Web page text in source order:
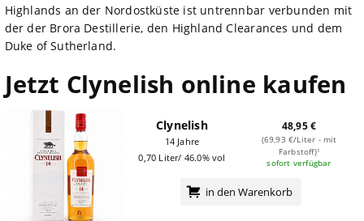
Highlands an der Nordostküste ist untrennbar verbunden mit
der der Brora Destillerie, den Highland Clearances und dem
Duke of Sutherland.
Jetzt Clynelish online kaufen
Clynelish
14 Jahre
0,70 Liter/ 46.0% vol
48,95 €
(69,93 €/Liter - mit
Farbstoff)¹
sofort verfügbar
in den Warenkorb